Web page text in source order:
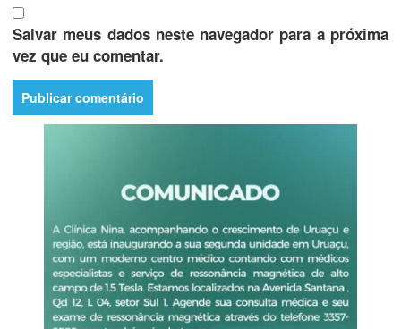
Salvar meus dados neste navegador para a próxima
vez que eu comentar.